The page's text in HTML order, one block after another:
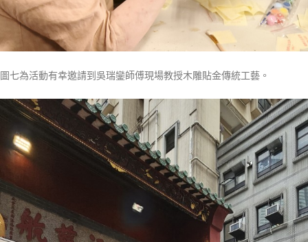
圖七為活動有幸邀請到吳瑞鑾師傅現場教授木雕貼金傳統工藝。